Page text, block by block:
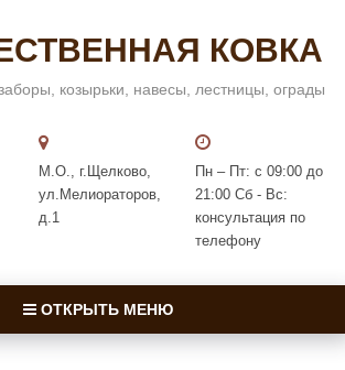
КОВКА
козырьки, навесы, лестницы, ограды
Пн – Пт: с 09:00 до
21:00 Сб - Вс:
консультация по
телефону
М.О., г.Щелково,
ул.Мелиораторов,
д.1
ОТКРЫТЬ МЕНЮ